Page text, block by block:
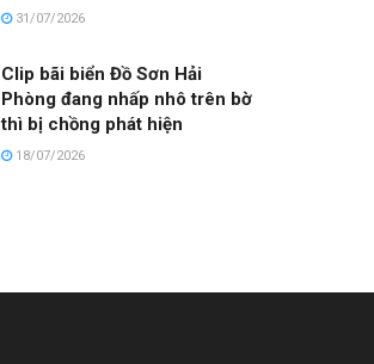
31/07/2026
Clip bãi biển Đồ Sơn Hải
Phòng đang nhấp nhô trên bờ
thì bị chồng phát hiện
18/07/2026